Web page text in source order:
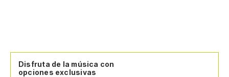
Disfruta de la música con
opciones exclusivas